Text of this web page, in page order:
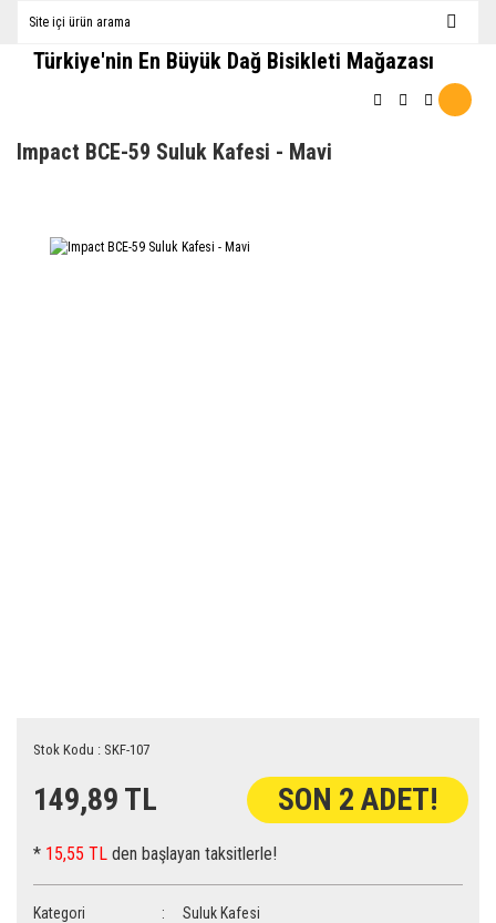
Türkiye'nin En Büyük Dağ Bisikleti Mağazası
Impact BCE-59 Suluk Kafesi - Mavi
Stok Kodu : SKF-107
149,89 TL SON 2 ADET!
* 15,55 TL den başlayan taksitlerle!
Kategori
Suluk Kafesi